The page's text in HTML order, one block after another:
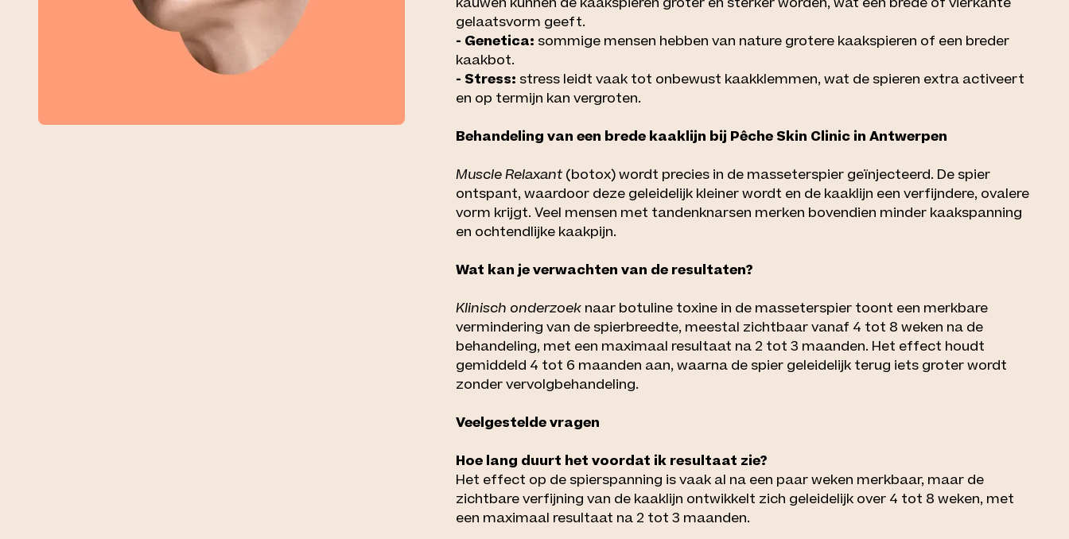
gelaatsvorm geeft.
- Genetica: sommige mensen hebben van nature grotere kaakspieren of een breder
kaakbot.
- Stress: stress leidt vaak tot onbewust kaakklemmen, wat de spieren extra activeert
en op termijn kan vergroten.
Behandeling van een brede kaaklijn bij Pêche Skin Clinic in Antwerpen
Muscle Relaxant(botox) wordt precies in de masseterspier geïnjecteerd. De spier
ontspant, waardoor deze geleidelijk kleiner wordt en de kaaklijn een verfijndere, ovalere
vorm krijgt. Veel mensen met tandenknarsen merken bovendien minder kaakspanning
en ochtendlijke kaakpijn.
Wat kan je verwachten van de resultaten?
Klinisch onderzoeknaar botuline toxine in de masseterspier toont een merkbare
vermindering van de spierbreedte, meestal zichtbaar vanaf 4 tot 8 weken na de
behandeling, met een maximaal resultaat na 2 tot 3 maanden. Het effect houdt
gemiddeld 4 tot 6 maanden aan, waarna de spier geleidelijk terug iets groter wordt
zonder vervolgbehandeling.
Veelgestelde vragen
Hoe lang duurt het voordat ik resultaat zie?
Het effect op de spierspanning is vaak al na een paar weken merkbaar, maar de
zichtbare verfijning van de kaaklijn ontwikkelt zich geleidelijk over 4 tot 8 weken, met
een maximaal resultaat na 2 tot 3 maanden.